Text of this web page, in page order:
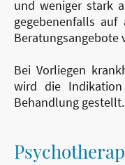
und weniger stark
gegebenenfalls
Beratungsangebote
Bei Vorliegen
wird die Indikation
Behandlung gestellt.